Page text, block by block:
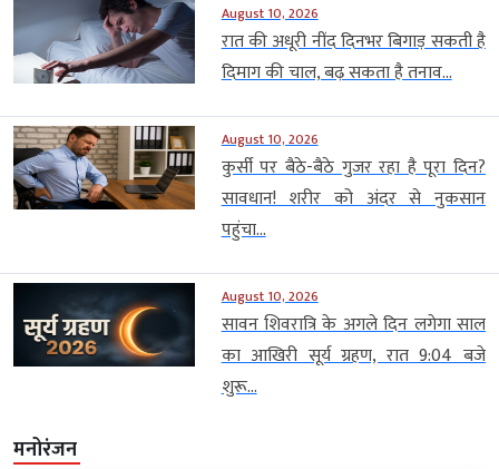
August 10, 2026
रात की अधूरी नींद दिनभर बिगाड़ सकती है
दिमाग की चाल, बढ़ सकता है तनाव...
August 10, 2026
कुर्सी पर बैठे-बैठे गुजर रहा है पूरा दिन?
सावधान! शरीर को अंदर से नुकसान
पहुंचा...
August 10, 2026
सावन शिवरात्रि के अगले दिन लगेगा साल
का आखिरी सूर्य ग्रहण, रात 9:04 बजे
शुरू...
मनोरंजन